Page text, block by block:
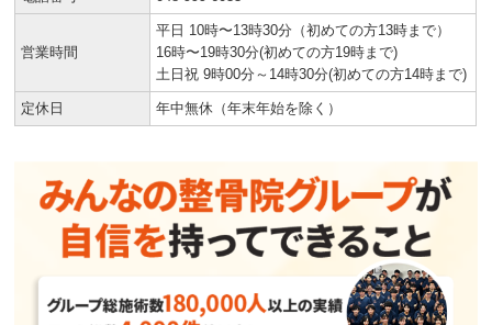
営業時間
平日 10時〜13時30分（初めての方13時まで）
16時〜19時30分(初めての方19時まで)
土日祝 9時00分～14時30分(初めての方14時まで)
定休日 年中無休（年末年始を除く）